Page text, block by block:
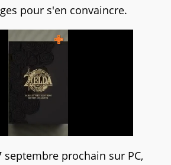
pour s'en convaincre.
septembre prochain sur PC,